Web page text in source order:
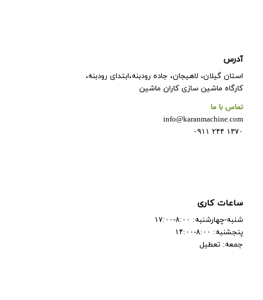
آدرس
استان گیلان، لاهیجان، جاده رودبنه،ابتدای رودبنه،
کارگاه ماشین سازی کاران ماشین
تماس با ما
info@karanmachine.com
۱۳۷۰ ۲۴۴ ۰۹۱۱
ساعات کاری
شنبه-چهارشنبه: ۸:۰۰-۱۷:۰۰
پنجشنبه: ۸:۰۰-۱۴:۰۰
جمعه: تعطیل